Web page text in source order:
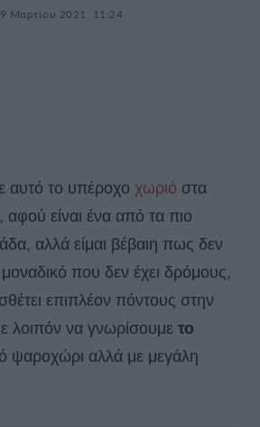
9 Μαρτίου 2021, 11:24
αυτό το υπέροχο χωριό στα
, αφού είναι ένα από τα πιο
αλλά είμαι βέβαιη πως δεν
μοναδικό που δεν έχει δρόμους,
επιπλέον πόντους στην
λοιπόν να γνωρίσουμε το
ψαροχώρι αλλά με μεγάλη